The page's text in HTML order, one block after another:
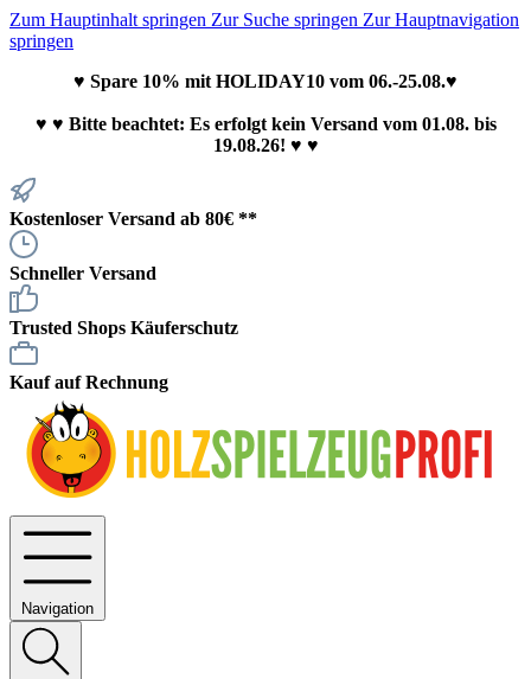
Zum Hauptinhalt springen Zur Suche springen Zur Hauptnavigation
springen
♥ Spare 10% mit HOLIDAY10 vom 06.-25.08.♥
♥ ♥ Bitte beachtet: Es erfolgt kein Versand vom 01.08. bis
19.08.26! ♥ ♥
Kostenloser Versand ab 80€ **
Schneller Versand
Trusted Shops Käuferschutz
Kauf auf Rechnung
Navigation